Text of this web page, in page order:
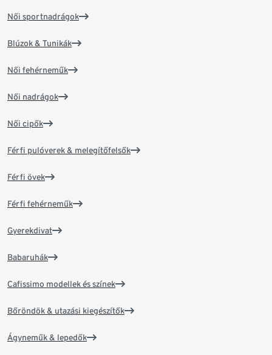
Női sportnadrágok
Blúzok & Tunikák
Női fehérneműk
Női nadrágok
Női cipők
Férfi pulóverek & melegítőfelsők
Férfi övek
Férfi fehérneműk
Gyerekdivat
Babaruhák
Cafissimo modellek és színek
Bőröndök & utazási kiegészítők
Ágyneműk & lepedők